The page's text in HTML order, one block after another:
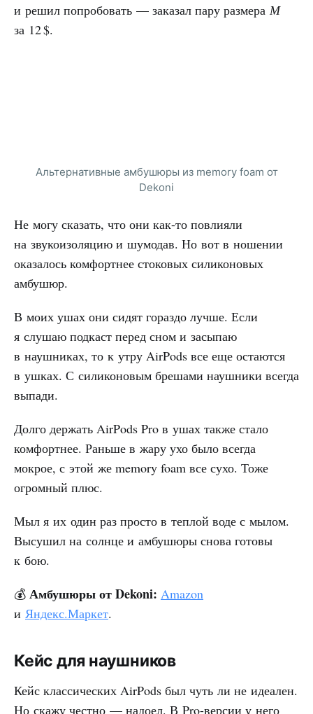
и решил попробовать — заказал пару размера М
за 12 $.
Альтернативные амбушюры из memory foam от
Dekoni
Не могу сказать, что они как-то повлияли
на звукоизоляцию и шумодав. Но вот в ношении
оказалось комфортнее стоковых силиконовых
амбушюр.
В моих ушах они сидят гораздо лучше. Если
я слушаю подкаст перед сном и засыпаю
в наушниках, то к утру AirPods все еще остаются
в ушках. С силиконовым брешами наушники всегда
выпади.
Долго держать AirPods Pro в ушах также стало
комфортнее. Раньше в жару ухо было всегда
мокрое, с этой же memory foam все сухо. Тоже
огромный плюс.
Мыл я их один раз просто в теплой воде с мылом.
Высушил на солнце и амбушюры снова готовы
к бою.
💰 Амбушюры от Dekoni: Amazon
и Яндекс.Маркет.
Кейс для наушников
Кейс классических AirPods был чуть ли не идеален.
Но скажу честно — надоел. В Pro-версии у него